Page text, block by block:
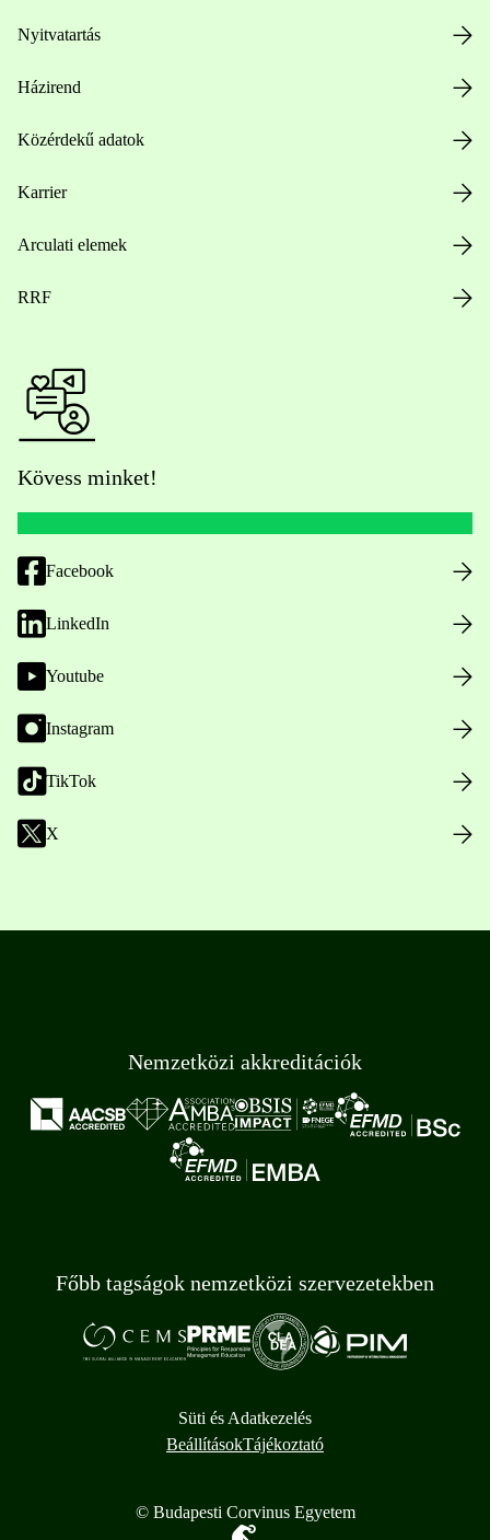
Nyitvatartás
Házirend
Közérdekű adatok
Karrier
Arculati elemek
RRF
Kövess minket!
Facebook
LinkedIn
Youtube
Instagram
TikTok
X
Nemzetközi akkreditációk
Főbb tagságok nemzetközi szervezetekben
Süti és Adatkezelés
BeállításokTájékoztató
© Budapesti Corvinus Egyetem